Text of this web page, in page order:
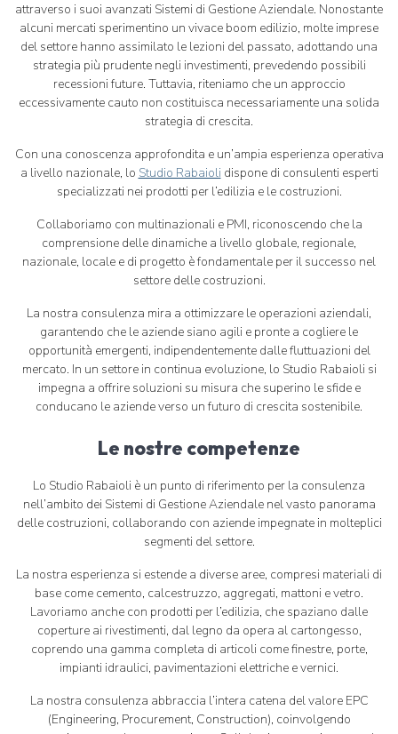
attraverso i suoi avanzati Sistemi di Gestione Aziendale. Nonostante
alcuni mercati sperimentino un vivace boom edilizio, molte imprese
del settore hanno assimilato le lezioni del passato, adottando una
strategia più prudente negli investimenti, prevedendo possibili
recessioni future. Tuttavia, riteniamo che un approccio
eccessivamente cauto non costituisca necessariamente una solida
strategia di crescita.
Con una conoscenza approfondita e un’ampia esperienza operativa
a livello nazionale, lo Studio Rabaioli dispone di consulenti esperti
specializzati nei prodotti per l’edilizia e le costruzioni.
Collaboriamo con multinazionali e PMI, riconoscendo che la
comprensione delle dinamiche a livello globale, regionale,
nazionale, locale e di progetto è fondamentale per il successo nel
settore delle costruzioni.
La nostra consulenza mira a ottimizzare le operazioni aziendali,
garantendo che le aziende siano agili e pronte a cogliere le
opportunità emergenti, indipendentemente dalle fluttuazioni del
mercato. In un settore in continua evoluzione, lo Studio Rabaioli si
impegna a offrire soluzioni su misura che superino le sfide e
conducano le aziende verso un futuro di crescita sostenibile.
Le nostre competenze
Lo Studio Rabaioli è un punto di riferimento per la consulenza
nell’ambito dei Sistemi di Gestione Aziendale nel vasto panorama
delle costruzioni, collaborando con aziende impegnate in molteplici
segmenti del settore.
La nostra esperienza si estende a diverse aree, compresi materiali di
base come cemento, calcestruzzo, aggregati, mattoni e vetro.
Lavoriamo anche con prodotti per l’edilizia, che spaziano dalle
coperture ai rivestimenti, dal legno da opera al cartongesso,
coprendo una gamma completa di articoli come finestre, porte,
impianti idraulici, pavimentazioni elettriche e vernici.
La nostra consulenza abbraccia l’intera catena del valore EPC
(Engineering, Procurement, Construction), coinvolgendo